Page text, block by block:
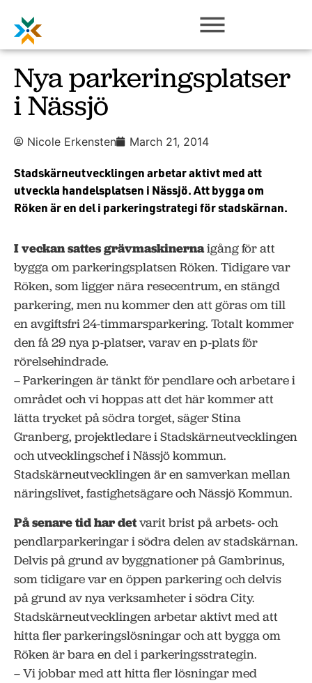
Nya parkeringsplatser
i Nässjö
Nicole Erkensten March 21, 2014
Stadskärneutvecklingen arbetar aktivt med att
utveckla handelsplatsen i Nässjö. Att bygga om
Röken är en del i parkeringstrategi för stadskärnan.
I veckan sattes grävmaskinernaigång för att
bygga om parkeringsplatsen Röken. Tidigare var
Röken, som ligger nära resecentrum, en stängd
parkering, men nu kommer den att göras om till
en avgiftsfri 24-timmarsparkering. Totalt kommer
den få 29 nya p-platser, varav en p-plats för
rörelsehindrade.
– Parkeringen är tänkt för pendlare och arbetare i
området och vi hoppas att det här kommer att
lätta trycket på södra torget, säger Stina
Granberg, projektledare i Stadskärneutvecklingen
och utvecklingschef i Nässjö kommun.
Stadskärneutvecklingen är en samverkan mellan
näringslivet, fastighetsägare och Nässjö Kommun.
På senare tid har detvarit brist på arbets- och
pendlarparkeringar i södra delen av stadskärnan.
Delvis på grund av byggnationer på Gambrinus,
som tidigare var en öppen parkering och delvis
på grund av nya verksamheter i södra City.
Stadskärneutvecklingen arbetar aktivt med att
hitta fler parkeringslösningar och att bygga om
Röken är bara en del i parkeringsstrategin.
– Vi jobbar med att hitta fler lösningar med